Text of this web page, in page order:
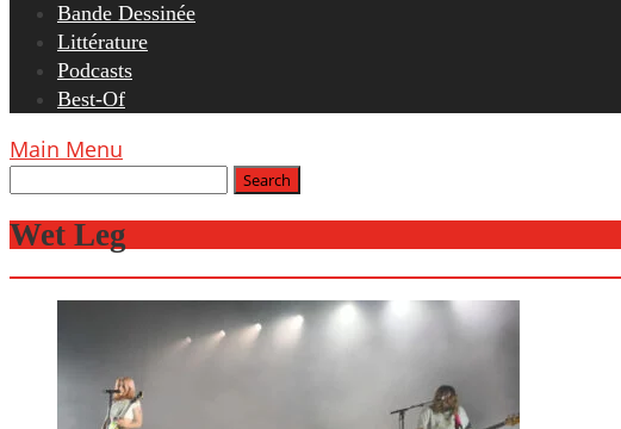
Bande Dessinée
Littérature
Podcasts
Best-Of
Main Menu
Wet Leg